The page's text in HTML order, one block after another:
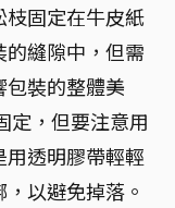
枝固定在牛皮紙
縫隙中，但需
裝的整體美
定，但要注意用
透明膠帶輕輕
以避免掉落。